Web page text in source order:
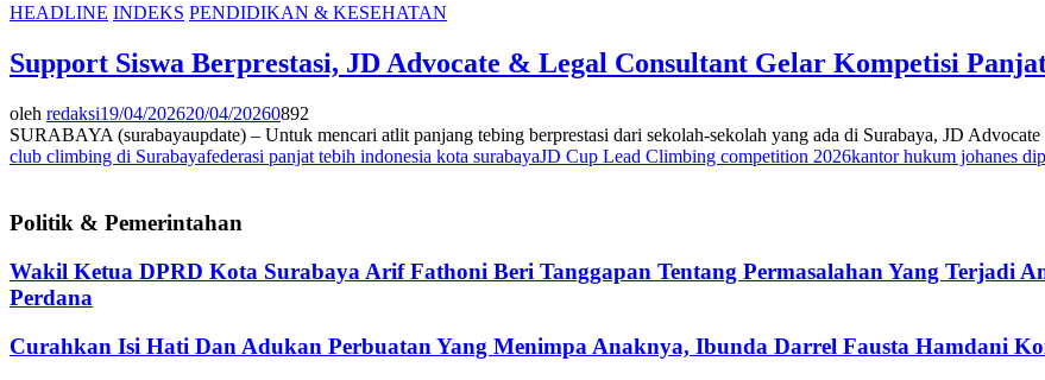
HEADLINE INDEKS PENDIDIKAN & KESEHATAN
Support Siswa Berprestasi, JD Advocate & Legal Consultant Gelar Kompetisi
oleh redaksi19/04/202620/04/20260892
SURABAYA (surabayaupdate) – Untuk mencari atlit panjang tebing berprestasi dari sekolah-sekolah yang ada di Surabaya, JD
club climbing di Surabayafederasi panjat tebih indonesia kota surabayaJD Cup Lead Climbing competition 2026kantor hukum johanes
Politik & Pemerintahan
Wakil Ketua DPRD Kota Surabaya Arif Fathoni Beri Tanggapan Tentang Permasalahan Yang Terjadi
Perdana
Curahkan Isi Hati Dan Adukan Perbuatan Yang Menimpa Anaknya, Ibunda Darrel Fausta Hamdani